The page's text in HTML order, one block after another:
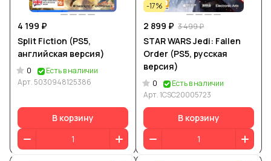
4 199 ₽
Split Fiction (PS5,
английская версия)
0
Есть в наличии
Арт. 5030948125386
В корзину
-17%
2 899 ₽ 3 499 ₽
STAR WARS Jedi: Fallen
Order (PS5, русская
версия)
0
Есть в наличии
Арт.1CSC20005723
В корзину